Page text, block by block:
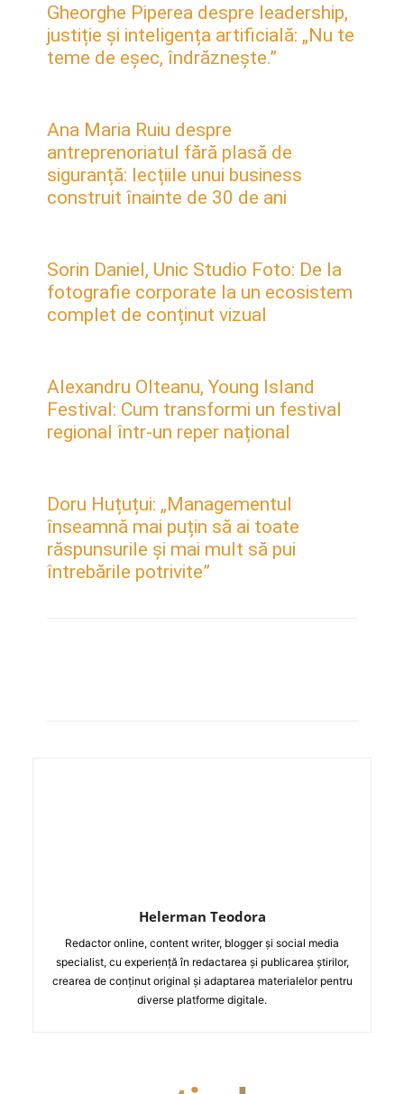
Gheorghe Piperea despre leadership,
justiție și inteligența artificială: „Nu te
teme de eșec, îndrăznește.”
Ana Maria Ruiu despre
antreprenoriatul fără plasă de
siguranță: lecțiile unui business
construit înainte de 30 de ani
Sorin Daniel, Unic Studio Foto: De la
fotografie corporate la un ecosistem
complet de conținut vizual
Alexandru Olteanu, Young Island
Festival: Cum transformi un festival
regional într-un reper național
Doru Huțuțui: „Managementul
înseamnă mai puțin să ai toate
răspunsurile și mai mult să pui
întrebările potrivite”
Helerman Teodora
Redactor online, content writer, blogger și social media
specialist, cu experiență în redactarea și publicarea știrilor,
crearea de conținut original și adaptarea materialelor pentru
diverse platforme digitale.